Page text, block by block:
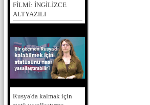
FİLMİ: İNGİLİZCE
ALTYAZILI
Rusya'da kalmak için